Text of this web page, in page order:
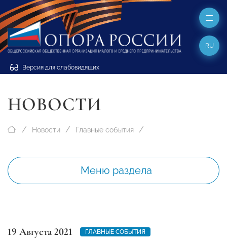
Версия для слабовидящих
RU
НОВОСТИ
Новости Главные события
Меню раздела
19 Августа 2021 ГЛАВНЫЕ СОБЫТИЯ